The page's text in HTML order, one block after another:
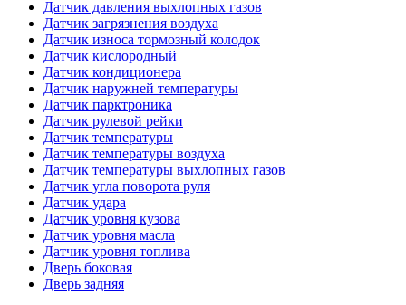
Датчик давления выхлопных газов
Датчик загрязнения воздуха
Датчик износа тормозный колодок
Датчик кислородный
Датчик кондиционера
Датчик наружней температуры
Датчик парктроника
Датчик рулевой рейки
Датчик температуры
Датчик температуры воздуха
Датчик температуры выхлопных газов
Датчик угла поворота руля
Датчик удара
Датчик уровня кузова
Датчик уровня масла
Датчик уровня топлива
Дверь боковая
Дверь задняя